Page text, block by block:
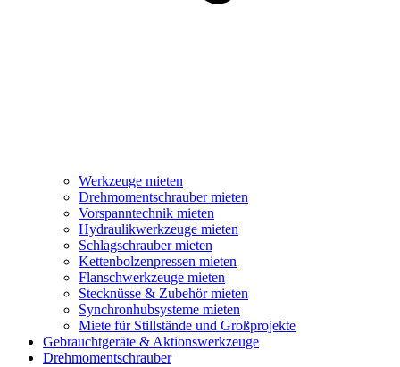
Werkzeuge mieten
Drehmomentschrauber mieten
Vorspanntechnik mieten
Hydraulikwerkzeuge mieten
Schlagschrauber mieten
Kettenbolzenpressen mieten
Flanschwerkzeuge mieten
Stecknüsse & Zubehör mieten
Synchronhubsysteme mieten
Miete für Stillstände und Großprojekte
Gebrauchtgeräte & Aktionswerkzeuge
Drehmomentschrauber